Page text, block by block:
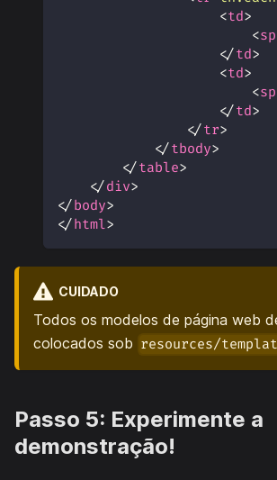
<td>
<
</td>
<td>
<
</td>
</tr>
</tbody>
</table>
</div>
</body>
</html>
CUIDADO
Todos os modelos de página web
colocados sob resources/
Passo 5: Experimente a
demonstração!